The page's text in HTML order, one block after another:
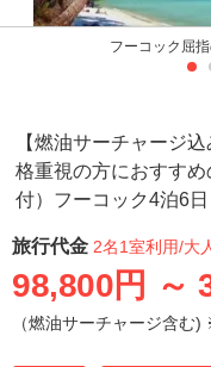
フーコック屈
【燃油サーチャージ
格重視の方におすす
付）フーコック4泊6日
旅行代金 2名1室利用/大
98,800円 ～
（燃油サーチャージ含む